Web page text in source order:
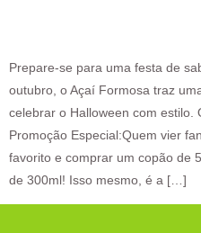
Prepare-se para uma festa de
outubro, o Açaí Formosa traz
celebrar o Halloween com estilo.
Promoção Especial:Quem vier
favorito e comprar um copão de
de 300ml! Isso mesmo, é a […]